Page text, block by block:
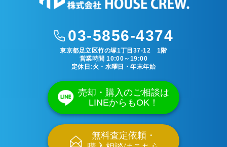
03-5856-4374
東京都足立区竹の塚1丁目37-12 1階
営業時間 10:00～19:00
定休日:火・水曜日・年末年始
売却・購入のご相談は
LINEからもOK！
無料査定依頼・